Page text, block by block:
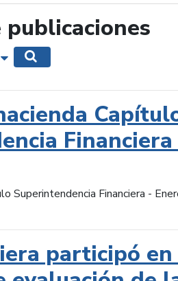
publicaciones
Mostrar opciones de búsqueda
Superintendencia Financiera -
participó